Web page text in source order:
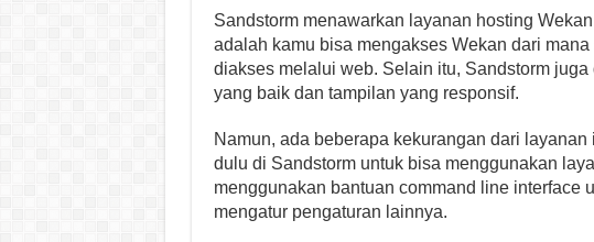
Sandstorm menawarkan layanan hosting
adalah kamu bisa mengakses Wekan dari
diakses melalui web. Selain itu, Sandstorm
yang baik dan tampilan yang responsif.
Namun, ada beberapa kekurangan dari
dulu di Sandstorm untuk bisa menggunakan
menggunakan bantuan command line interface
mengatur pengaturan lainnya.